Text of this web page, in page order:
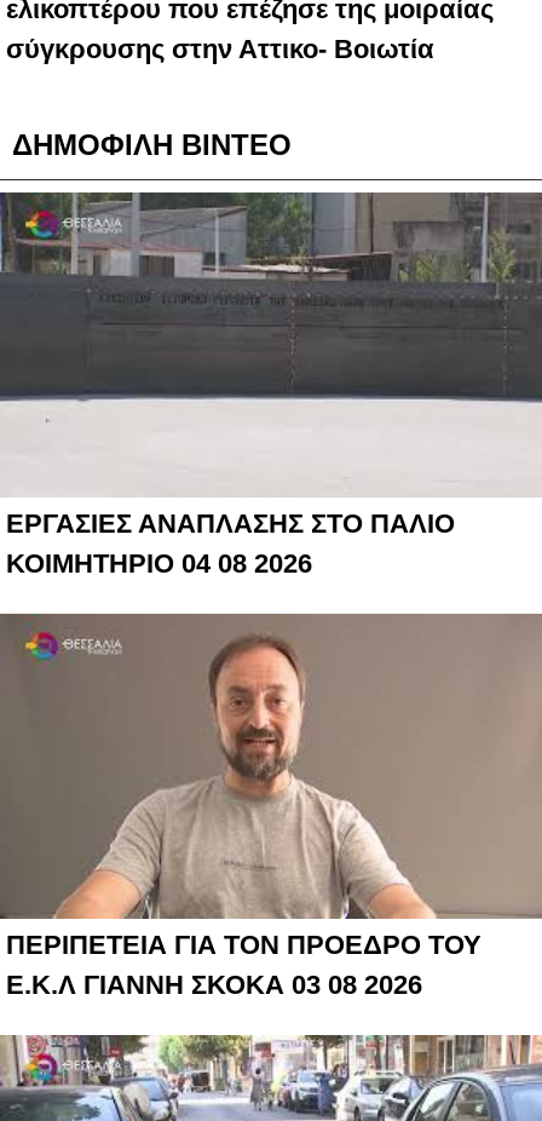
ελικοπτέρου που επέζησε της μοιραίας
σύγκρουσης στην Αττικο- Βοιωτία
ΔΗΜΟΦΙΛΗ ΒΙΝΤΕΟ
ΕΡΓΑΣΙΕΣ ΑΝΑΠΛΑΣΗΣ ΣΤΟ ΠΑΛΙΟ
ΚΟΙΜΗΤΗΡΙΟ 04 08 2026
ΠΕΡΙΠΕΤΕΙΑ ΓΙΑ ΤΟΝ ΠΡΟΕΔΡΟ ΤΟΥ
Ε.Κ.Λ ΓΙΑΝΝΗ ΣΚΟΚΑ 03 08 2026